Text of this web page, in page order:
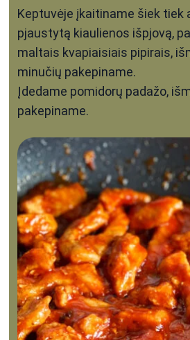
Keptuvėje įkaitiname šiek tiek
pjaustytą kiaulienos išpjovą,
maltais kvapiaisiais pipirais,
minučių pakepiname.
Įdedame pomidorų padažo,
pakepiname.